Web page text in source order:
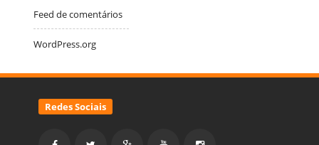
Feed de comentários
WordPress.org
Redes Sociais